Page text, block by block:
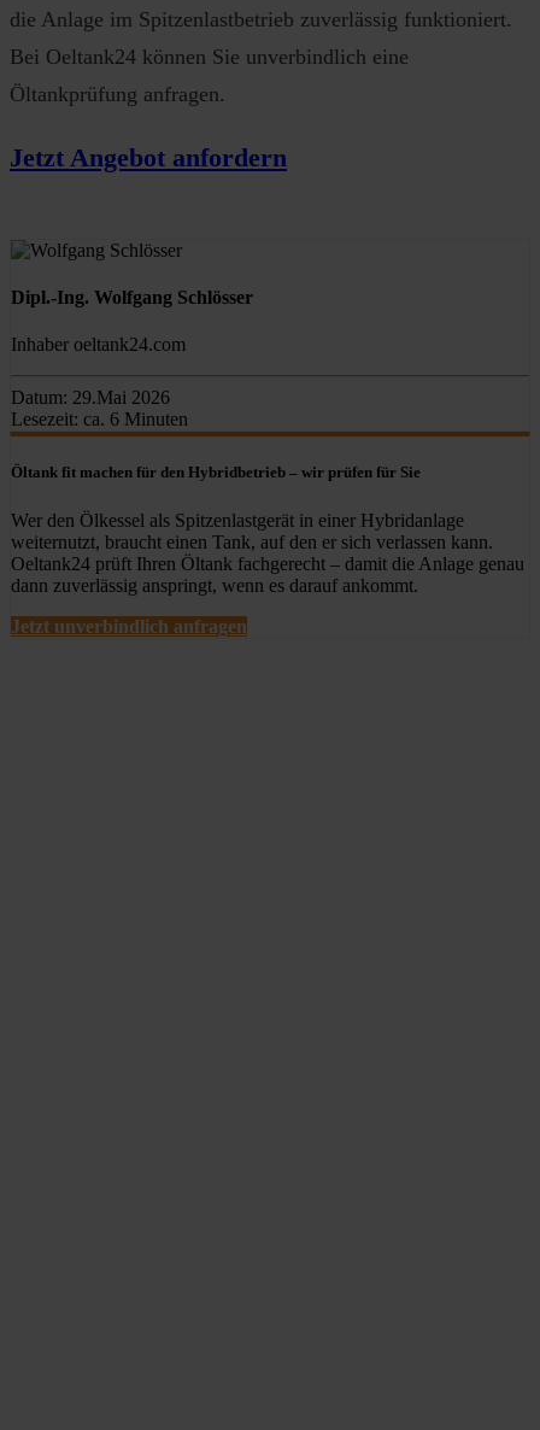
die Anlage im Spitzenlastbetrieb zuverlässig funktioniert.
Bei Oeltank24 können Sie unverbindlich eine
Öltankprüfung anfragen.
Jetzt Angebot anfordern
Dipl.-Ing. Wolfgang Schlösser
Inhaber oeltank24.com
Datum: 29.Mai 2026
Lesezeit: ca. 6 Minuten
Öltank fit machen für den Hybridbetrieb – wir prüfen für Sie
Wer den Ölkessel als Spitzenlastgerät in einer Hybridanlage
weiternutzt, braucht einen Tank, auf den er sich verlassen kann.
Oeltank24 prüft Ihren Öltank fachgerecht – damit die Anlage genau
dann zuverlässig anspringt, wenn es darauf ankommt.
Jetzt unverbindlich anfragen